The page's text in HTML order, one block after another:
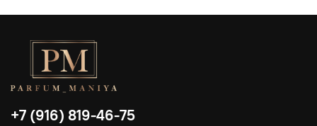
+7 (916) 819-46-75